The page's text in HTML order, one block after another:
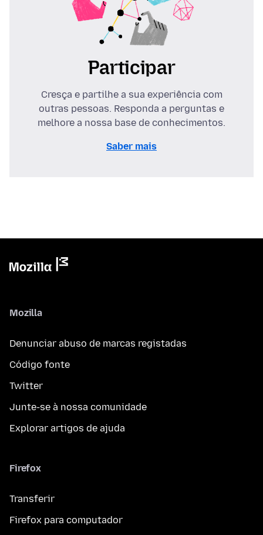
Participar
Cresça e partilhe a sua experiência com
outras pessoas. Responda a perguntas e
melhore a nossa base de conhecimentos.
Saber mais
Mozilla
Denunciar abuso de marcas registadas
Código fonte
Twitter
Junte-se à nossa comunidade
Explorar artigos de ajuda
Firefox
Transferir
Firefox para computador